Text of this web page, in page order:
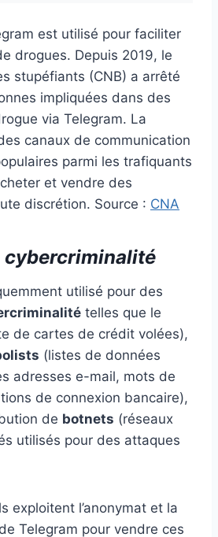
est utilisé pour faciliter
drogues. Depuis 2019, le
stupéfiants (CNB) a arrêté
impliquées dans des
via Telegram. La
canaux de communication
parmi les trafiquants
et vendre des
discrétion​. Source : CNA
utilisé pour des
telles que le
de cartes de crédit volées),
(listes de données
adresses e-mail, mots de
de connexion bancaire),
de botnets (réseaux
utilisés pour des attaques
exploitent l’anonymat et la
Telegram pour vendre ces